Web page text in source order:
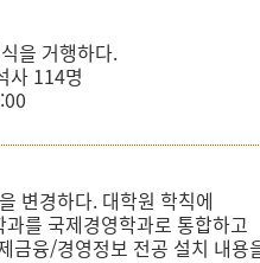
을 거행하다.
사 114명
변경하다. 대학원 학칙에
를 국제경영학과로 통합하고
금융/경영정보 전공 설치 내용